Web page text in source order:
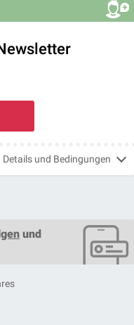
Details und Bedingungen
und